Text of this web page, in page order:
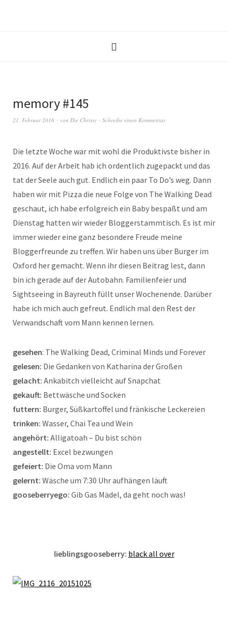
memory #145
21. Februar 2016 von Die Chrissy Schreibe einen Kommentar
Die letzte Woche war mit wohl die Produktivste bisher in
2016. Auf der Arbeit hab ich ordentlich zugepackt und das
tat der Seele auch gut. Endlich ein paar To Do’s weg. Dann
haben wir mit Pizza die neue Folge von The Walking Dead
geschaut, ich habe erfolgreich ein Baby bespaßt und am
Dienstag hatten wir wieder Bloggerstammtisch. Es ist mir
immer wieder eine ganz besondere Freude meine
Bloggerfreunde zu treffen. Wir haben uns über Burger im
Oxford her gemacht. Wenn ihr diesen Beitrag lest, dann
bin ich gerade auf der Autobahn. Familienfeier und
Sightseeing in Bayreuth füllt unser Wochenende. Darüber
habe ich mich auch gefreut. Endlich mal den Rest der
Verwandschaft vom Mann kennen lernen.
gesehen: The Walking Dead, Criminal Minds und Forever
gelesen: Die Gedanken von Katharina der Großen
gelacht: Ankabitch vielleicht auf Snapchat
gekauft: Bettwäsche und Socken
futtern: Burger, Süßkartoffel und fränkische Leckereien
trinken: Wasser, Chai Tea und Wein
angehört: Alligatoah – Du bist schön
angestellt: Excel bezwungen
gefeiert: Die Oma vom Mann
gelernt: Wäsche um 7:30 Uhr aufhängen läuft
gooseberryego: Gib Gas Mädel, da geht noch was!
lieblingsgooseberry: black all over